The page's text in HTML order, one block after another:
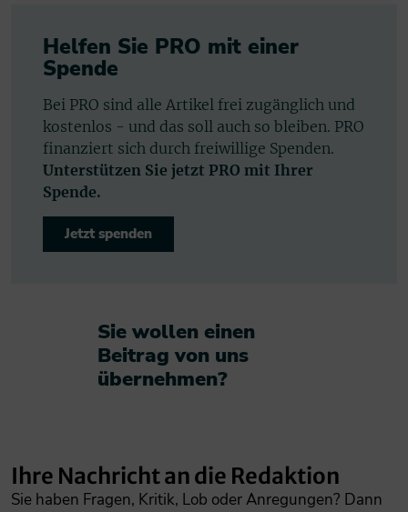
Helfen Sie PRO mit einer
Spende
Bei PRO sind alle Artikel frei zugänglich und
kostenlos - und das soll auch so bleiben. PRO
finanziert sich durch freiwillige Spenden.
Unterstützen Sie jetzt PRO mit Ihrer
Spende.
Jetzt spenden
Sie wollen einen
Beitrag von uns
übernehmen?​
Ihre Nachricht an die Redaktion
Sie haben Fragen, Kritik, Lob oder Anregungen? Dann